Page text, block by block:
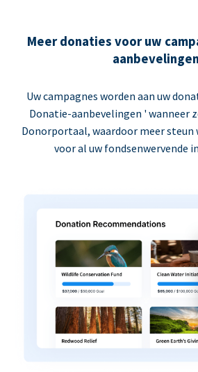
Meer donaties voor uw
aanbevelingen
Uw campagnes worden aan uw
Donatie-aanbevelingen ' wanneer
Donorportaal, waardoor meer
voor al uw fondsenwervende